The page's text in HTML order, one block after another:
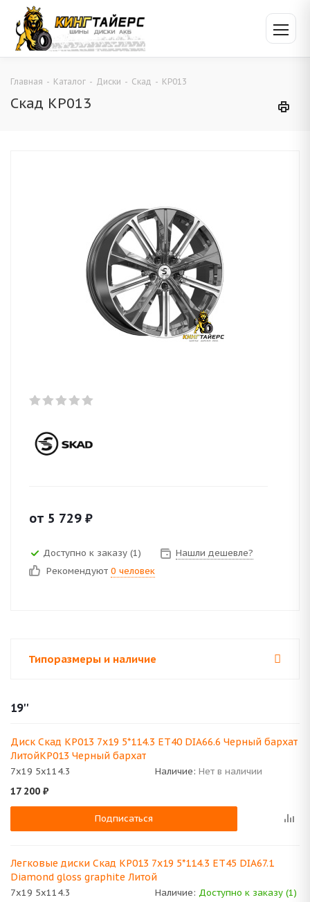
Главная - Каталог - Диски - Скад - KP013
Скад KP013
от 5 729 ₽
Доступно к заказу (1)
Нашли дешевле?
Рекомендуют 0 человек
Типоразмеры и наличие
19''
Диск Скад KP013 7x19 5*114.3 ET40 DIA66.6 Черный бархат
ЛитойKP013 Черный бархат
7x19 5x114.3 Наличие: Нет в наличии
17 200 ₽
Подписаться
Легковые диски Скад KP013 7x19 5*114.3 ET45 DIA67.1
Diamond gloss graphite Литой
7x19 5x114.3 Наличие: Доступно к заказу (1)